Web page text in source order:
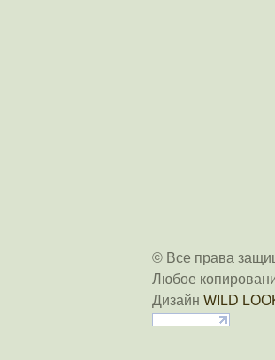
© Все права
Любое
Дизайн WILD